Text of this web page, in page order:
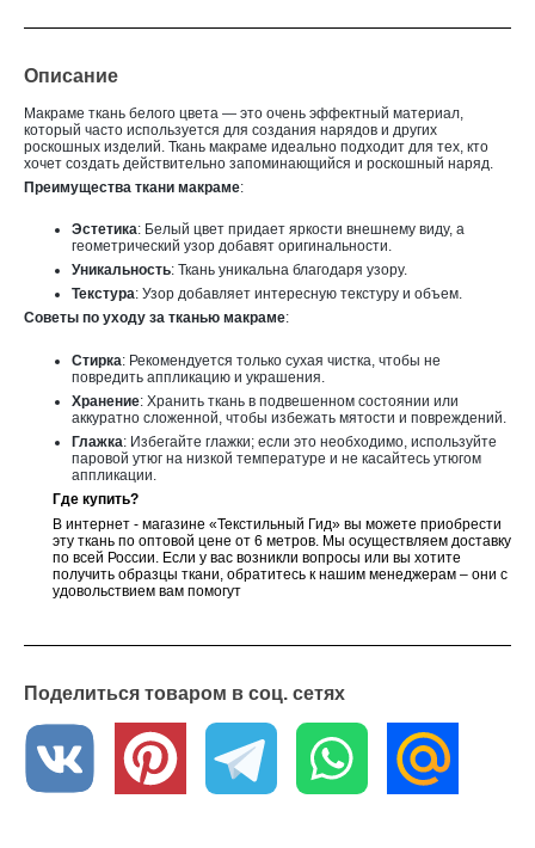
Описание
Макраме ткань белого цвета — это очень эффектный материал,
который часто используется для создания нарядов и других
роскошных изделий. Ткань макраме идеально подходит для тех, кто
хочет создать действительно запоминающийся и роскошный наряд.
Преимущества ткани макраме:
Эстетика: Белый цвет придает яркости внешнему виду, а
геометрический узор добавят оригинальности.
Уникальность: Ткань уникальна благодаря узору.
Текстура: Узор добавляет интересную текстуру и объем.
Советы по уходу за тканью макраме:
Стирка: Рекомендуется только сухая чистка, чтобы не
повредить аппликацию и украшения.
Хранение: Хранить ткань в подвешенном состоянии или
аккуратно сложенной, чтобы избежать мятости и повреждений.
Глажка: Избегайте глажки; если это необходимо, используйте
паровой утюг на низкой температуре и не касайтесь утюгом
аппликации.
Где купить?
В интернет - магазине «Текстильный Гид» вы можете приобрести
эту ткань по оптовой цене от 6 метров. Мы осуществляем доставку
по всей России. Если у вас возникли вопросы или вы хотите
получить образцы ткани, обратитесь к нашим менеджерам – они с
удовольствием вам помогут
Поделиться товаром в соц. сетях